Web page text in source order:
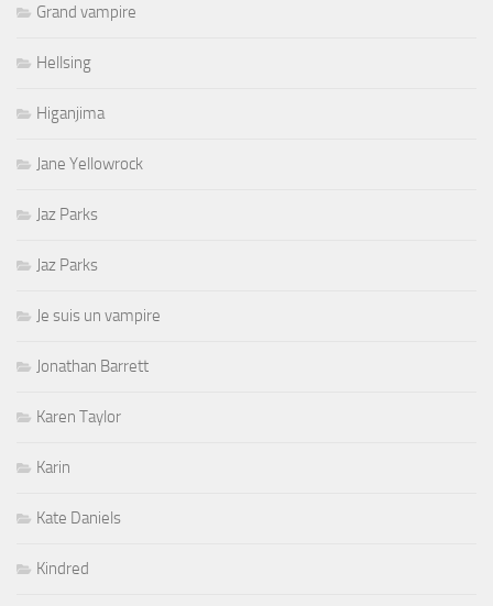
Grand vampire
Hellsing
Higanjima
Jane Yellowrock
Jaz Parks
Jaz Parks
Je suis un vampire
Jonathan Barrett
Karen Taylor
Karin
Kate Daniels
Kindred